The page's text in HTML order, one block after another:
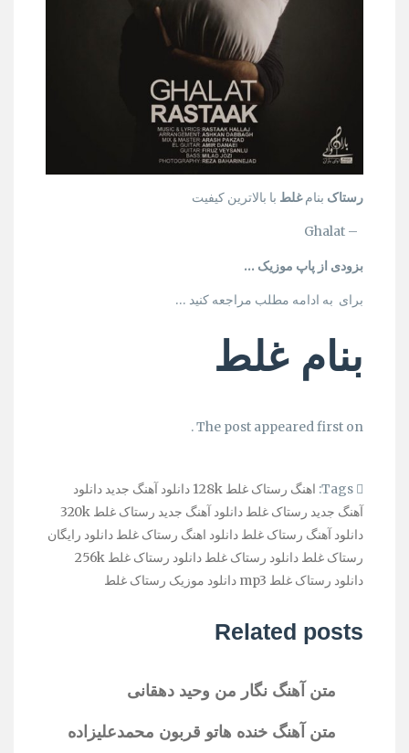
رستاک بنامغلط با بالاترین کیفیت
– Ghalat
بزودی از پاپ موزیک …
برای به ادامه مطلب مراجعه کنید …
بنام غلط
The post appeared first on .
اهنگ رستاک غلط 128k دانلود آهنگ جدید دانلود
آهنگ جدید رستاک غلط دانلود آهنگ جدید رستاک غلط 320k
دانلود آهنگ رستاک غلط دانلود اهنگ رستاک غلط دانلود رایگان
رستاک غلط دانلود رستاک غلط دانلود رستاک غلط 256k
دانلود رستاک غلط mp3
دانلود موزیک رستاک غلط
Related posts
متن آهنگ نگار من وحید دهقانی
متن آهنگ خنده هاتو قربون محمدعلیزاده